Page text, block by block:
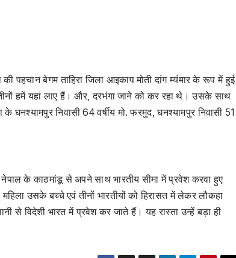
पहचान बेगम ताहिरा जिला आइकाप मोती दांग म्यंमार के रूप में हुई
हमें यहां लाए हैं। और, दरभंगा जाने को कर रहा थे। उसके साथ
घनश्यामपुर निवासी 64 वर्षीय मो. फरमुद, घनश्यामपुर निवासी 51
के काठमांडू से अपने साथ भारतीय सीमा में प्रवेश करवा हुए
उसके बच्चे एवं तीनों भारतीयों को हिरासत में लेकर लौकहा
से विदेशी भारत में प्रवेश कर जाते हैं। यह रास्ता उन्हें बड़ा ही